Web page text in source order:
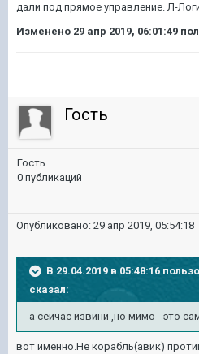
дали под прямое управление. Л-
Изменено 29 апр 2019, 06:01:49
Гость
Гость
0 публикаций
Опубликовано: 29 апр 2019, 05:54:18
В 29.04.2019 в 05:48:16
сказал:
а сейчас извини ,но мимо - это
вот именно.Не корабль(авик)